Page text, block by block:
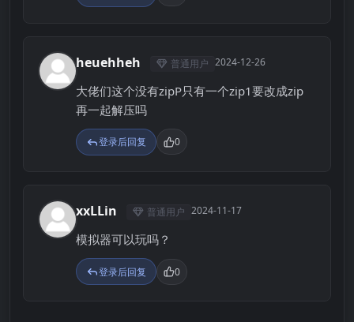
H heuehheh 普通用户 2024-12-26
大佬们这个没有zipP只有一个zip1要改成zip
再一起解压吗
登录后回复 0
X xxLLin 普通用户 2024-11-17
模拟器可以玩吗？
登录后回复 0